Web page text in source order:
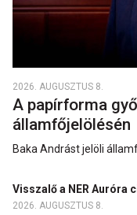
2026. AUGUSZTUS 8.
A papírforma
államfőjelölésén
Baka Andrást jelöli
Visszalő a NER Auróra
2026. AUGUSZTUS 8.